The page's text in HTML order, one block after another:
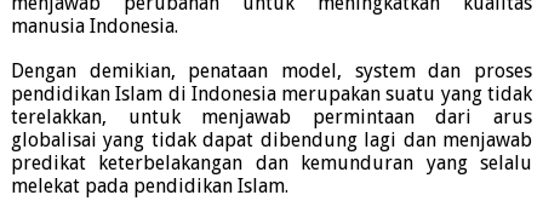
manusia Indonesia.
Dengan demikian, penataan model, system dan proses
pendidikan Islam di Indonesia merupakan suatu yang tidak
terelakkan, untuk menjawab permintaan dari arus
globalisai yang tidak dapat dibendung lagi dan menjawab
predikat keterbelakangan dan kemunduran yang selalu
melekat pada pendidikan Islam.